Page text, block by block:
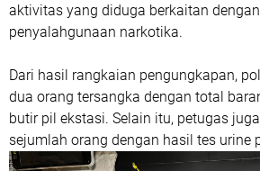
aktivitas yang diduga berkaitan
penyalahgunaan narkotika.
Dari hasil rangkaian pengungkapan,
dua orang tersangka dengan total
butir pil ekstasi. Selain itu, petugas
sejumlah orang dengan hasil tes urine